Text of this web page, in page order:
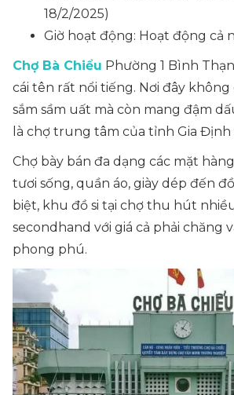
18/2/2025)
Giờ hoạt động: Hoạt động cả
Chợ Bà Chiểu Phường 1 Bình
cái tên rất nổi tiếng. Nơi đây
sắm sầm uất mà còn mang đậm
là chợ trung tâm của tỉnh Gia Định
Chợ bày bán đa dạng các mặt
tươi sống, quần áo, giày dép đến
biệt, khu đồ si tại chợ thu hút
secondhand với giá cả phải chăng
phong phú.